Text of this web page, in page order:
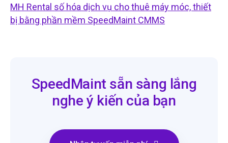
MH Rental số hóa dịch vụ cho thuê máy móc, thiết
bị bằng phần mềm SpeedMaint CMMS
SpeedMaint sẵn sàng lắng
nghe ý kiến của bạn